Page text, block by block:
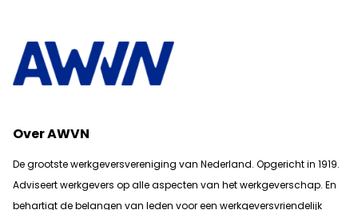
Over AWVN
De grootste werkgeversvereniging van Nederland. Opgericht in 1919.
Adviseert werkgevers op alle aspecten van het werkgeverschap. En
behartigt de belangen van leden voor een werkgeversvriendelijk